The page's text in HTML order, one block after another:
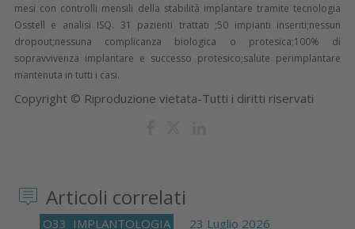
mesi con controlli mensili della stabilità implantare tramite tecnologia
Osstell e analisi ISQ. 31 pazienti trattati ;50 impianti inseriti;nessun
dropout;nessuna complicanza biologica o protesica;100% di
sopravvivenza implantare e successo protesico;salute perimplantare
mantenuta in tutti i casi.
Copyright © Riproduzione vietata-Tutti i diritti riservati
Articoli correlati
O33 IMPLANTOLOGIA 23 Luglio 2026